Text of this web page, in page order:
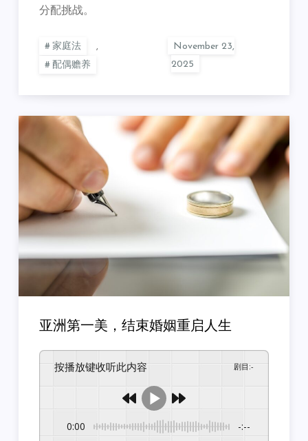
分配挑战。
家庭法
,
配偶赡养
亚洲第一美，结束婚姻重启人生
按播放键收听此内容 剧目 :-
0:00 -:--